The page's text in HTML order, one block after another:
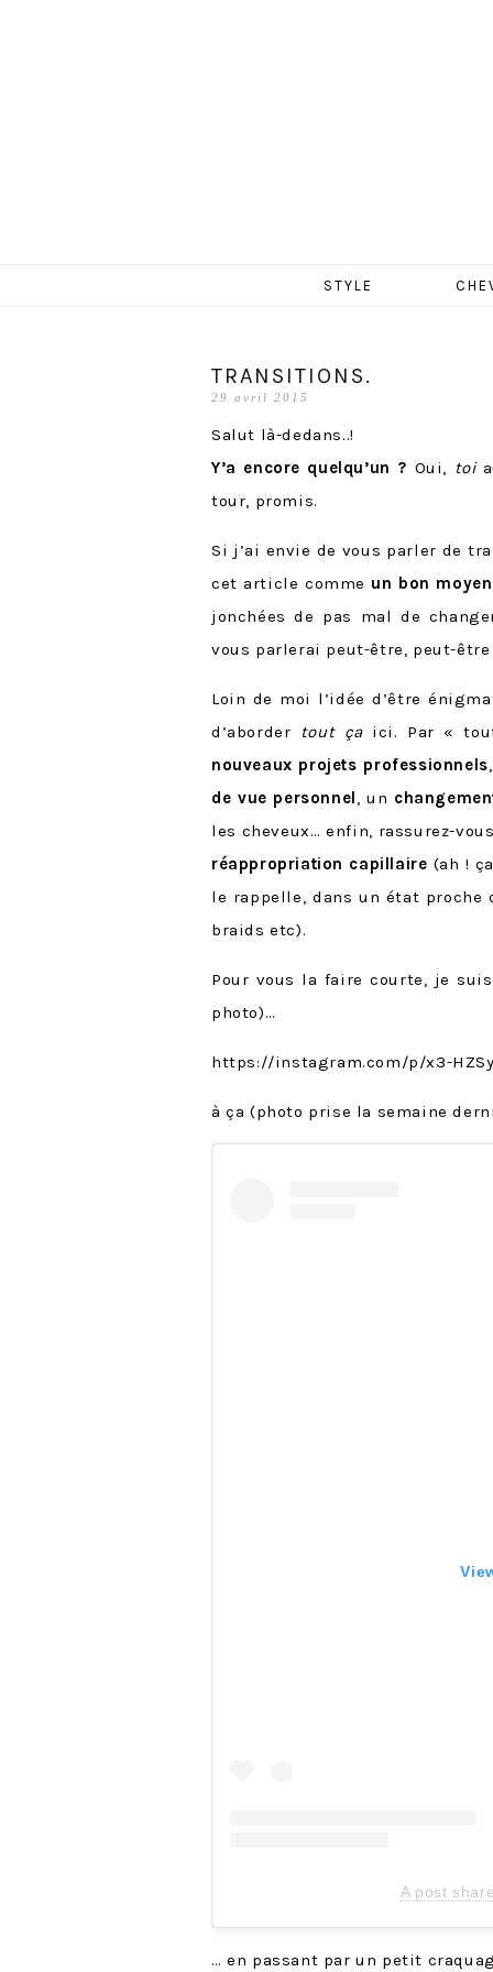
STYLE
TRANSITIONS.
29 avril 2015
Salut là-dedans..!
Y’a encore quelqu’un ? Oui, toi
tour, promis.
Si j’ai envie de vous parler de
cet article comme un bon
jonchées de pas mal de
vous parlerai peut-être, peut-être
Loin de moi l’idée d’être
d’aborder
tout ça ici. Par «
nouveaux projets professionnels
de vue personnel, un
les cheveux… enfin, rassurez-
réappropriation capillaire (ah !
le rappelle, dans un état proche
braids etc).
Pour vous la faire courte, je
photo)…
https://instagram.com/p/x3-
à ça (photo prise la semaine
A post
… en passant par un petit